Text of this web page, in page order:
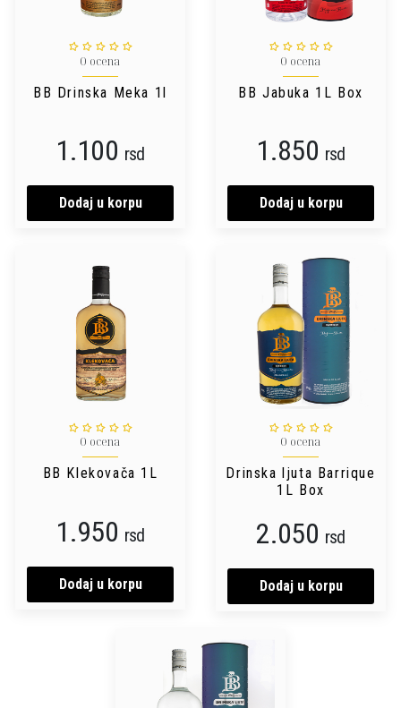
0 ocena
BB Drinska Meka 1l
1.100 rsd
Dodaj u korpu
0 ocena
BB Jabuka 1L Box
1.850 rsd
Dodaj u korpu
0 ocena
BB Klekovača 1L
1.950 rsd
Dodaj u korpu
0 ocena
Drinska ljuta Barrique
1L Box
2.050 rsd
Dodaj u korpu